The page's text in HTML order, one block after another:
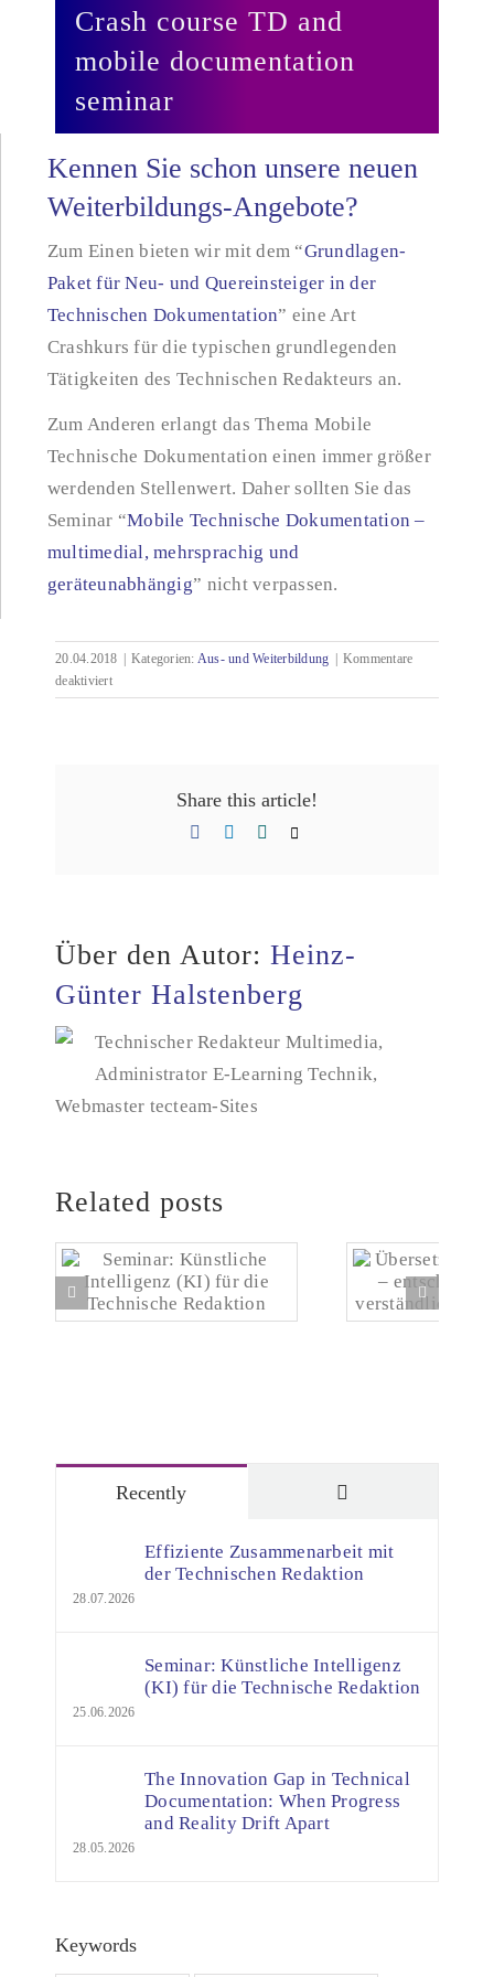
Crash course TD and
mobile documentation
seminar
Kennen Sie schon unsere neuen
Weiterbildungs-Angebote?
Zum Einen bieten wir mit dem “Grundlagen-
Paket für Neu- und Quereinsteiger in der
Technischen Dokumentation” eine Art
Crashkurs für die typischen grundlegenden
Tätigkeiten des Technischen Redakteurs an.
Zum Anderen erlangt das Thema Mobile
Technische Dokumentation einen immer größer
werdenden Stellenwert. Daher sollten Sie das
Seminar “Mobile Technische Dokumentation –
multimedial, mehrsprachig und
geräteunabhängig” nicht verpassen.
20.04.2018 | Kategorien: Aus- und Weiterbildung | Kommentare
deaktiviertfür
Crashkurs
Dokumentation
Share this article!
FacebookLinkedIn
Xing
Über den Autor: Heinz-
Günter Halstenberg
Technischer Redakteur Multimedia,
Administrator E-Learning Technik,
Webmaster tecteam-Sites
Related posts
Recently
Effiziente Zusammenarbeit mit
der Technischen Redaktion
28.07.2026
Seminar: Künstliche Intelligenz
(KI) für die Technische Redaktion
25.06.2026
The Innovation Gap in Technical
Documentation: When Progress
and Reality Drift Apart
28.05.2026
Keywords